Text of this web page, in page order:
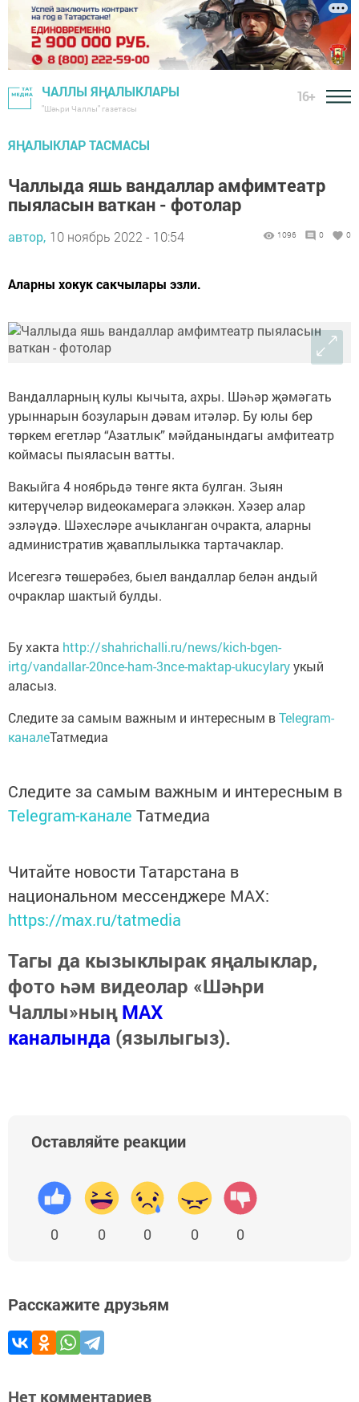
ЧАЛЛЫ ЯҢАЛЫКЛАРЫ
"Шәһри Чаллы" газетасы
16+
ЯҢАЛЫКЛАР ТАСМАСЫ
Чаллыда яшь вандаллар амфимтеатр
пыяласын ваткан - фотолар
автор, 10 ноябрь 2022 - 10:54 1096 0 0
Аларны хокук сакчылары эзли.
Вандалларның кулы кычыта, ахры. Шәһәр җәмәгать
урыннарын бозуларын дәвам итәләр. Бу юлы бер
төркем егетләр “Азатлык” мәйданындагы амфитеатр
коймасы пыяласын ватты.
Вакыйга 4 ноябрьдә төнге якта булган. Зыян
китерүчеләр видеокамерага эләккән. Хәзер алар
эзләүдә. Шәхесләре ачыкланган очракта, аларны
административ җаваплылыкка тартачаклар.
Исегезгә төшерәбез, быел вандаллар белән андый
очраклар шактый булды.
Бу хакта http://shahrichalli.ru/news/kich-bgen-
irtg/vandallar-20nce-ham-3nce-maktap-ukucylaryукый
аласыз.
Следите за самым важным и интересным вTelegram-
каналеТатмедиа
Следите за самым важным и интересным в
Telegram-канале Татмедиа
Читайте новости Татарстана в
национальном мессенджере MАХ:
https://max.ru/tatmedia
Тагы да кызыклырак яңалыклар,
фото һәм видеолар «Шәһри
Чаллы»ныңMAX
каналында (язылыгыз).
Оставляйте реакции
0 0 0 0 0
Расскажите друзьям
Нет комментариев